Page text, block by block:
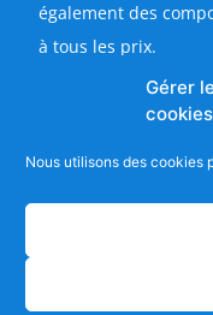
Gérer
cookies
Nous utilisons des cookies
également des
à tous les prix.
Fleurs en soie
Fleurs